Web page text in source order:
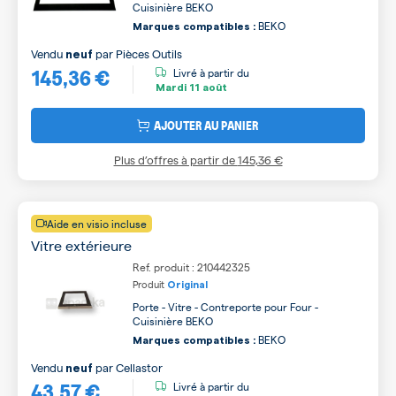
Cuisinière BEKO
Marques compatibles : BEKO
145,36 €
Vendu neuf par Pièces Outils
Livré à partir du
Mardi 11 août
AJOUTER AU PANIER
Plus d’offres à partir de145,36 €
Aide en visio incluse
Vitre extérieure
Ref. produit : 210442325
Produit Original
Porte - Vitre - Contreporte pour Four -
Cuisinière BEKO
Marques compatibles : BEKO
Vendu neuf parCellastor
Livré à partir du